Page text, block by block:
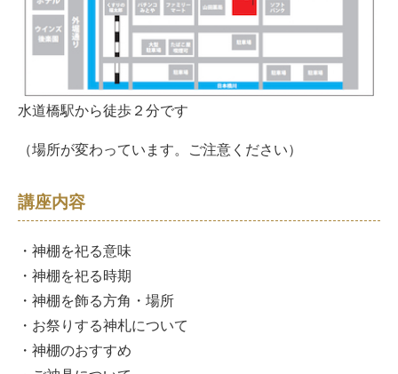
水道橋駅から徒歩２分です
（場所が変わっています。ご注意ください）
講座内容
・神棚を祀る意味
・神棚を祀る時期
・神棚を飾る方角・場所
・お祭りする神札について
・神棚のおすすめ